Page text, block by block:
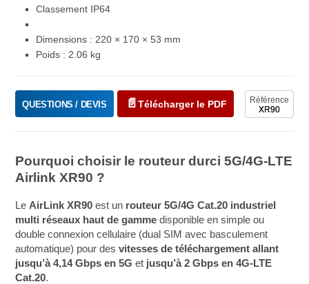
Classement IP64
Dimensions : 220 × 170 × 53 mm
Poids : 2.06 kg
Référence
XR90
QUESTIONS / DEVIS Télécharger le PDF
Pourquoi choisir le routeur durci 5G/4G-LTE
Airlink XR90 ?
Le AirLink XR90 est un routeur 5G/4G Cat.20 industriel
multi réseaux haut de gamme disponible en simple ou
double connexion cellulaire (dual SIM avec basculement
automatique) pour desvitesses de téléchargement allant
jusqu’à 4,14 Gbps en 5G et jusqu’à 2 Gbps en 4G-LTE
Cat.20.